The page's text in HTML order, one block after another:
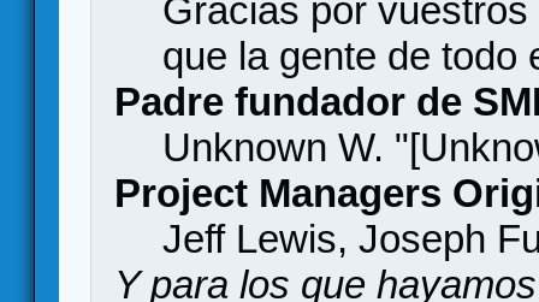
Gracias por
que la gente de todo
Padre fundador de
Unknown W.
Project Managers
Jeff Lewis, Joseph
Y para los que